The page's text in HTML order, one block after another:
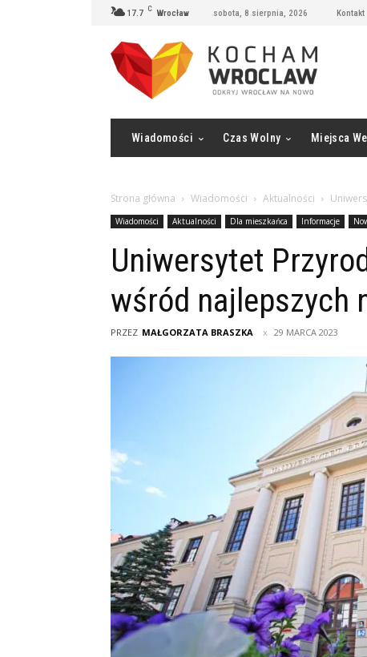
17.7 C Wrocław sobota, 8 sierpnia, 2026 Kontakt
Wiadomości Czas Wolny Miejsca
Strona główna Wiadomości Aktualności
Wiadomości Aktualności Dla mieszkańca Informacje
Uniwersytet
wśród najlepszych
PRZEZ MAŁGORZATA BRASZKA 29 MARCA 2023